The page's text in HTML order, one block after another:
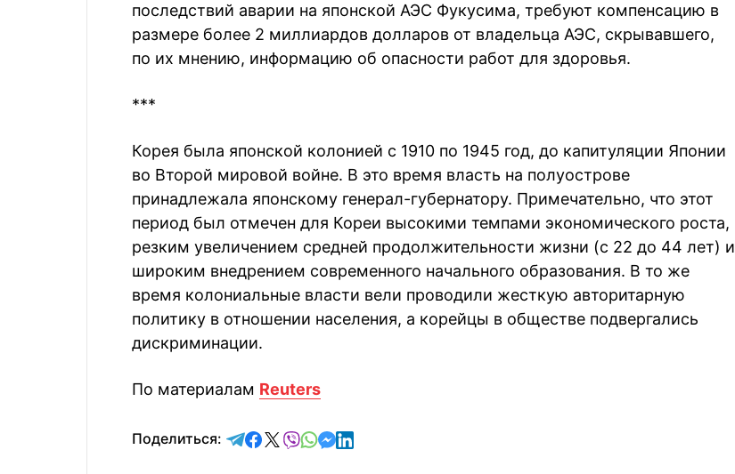
последствий аварии на японской АЭС Фукусима, требуют компенсацию в
размере более 2 миллиардов долларов от владельца АЭС, скрывавшего,
по их мнению, информацию об опасности работ для здоровья.
***
Корея была японской колонией с 1910 по 1945 год, до капитуляции Японии
во Второй мировой войне. В это время власть на полуострове
принадлежала японскому генерал-губернатору. Примечательно, что этот
период был отмечен для Кореи высокими темпами экономического роста,
резким увеличением средней продолжительности жизни (с 22 до 44 лет) и
широким внедрением современного начального образования. В то же
время колониальные власти вели проводили жесткую авторитарную
политику в отношении населения, а корейцы в обществе подвергались
дискриминации.
По материалам Reuters
Поделиться: отправить в Telegram
поделиться в Facebook
поделиться в X
отправить в Viber
отправить в Whatsapp
отправить в Messenger
отправить в LinkedIn